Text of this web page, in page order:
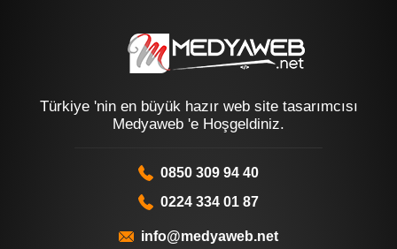
Türkiye 'nin en büyük hazır web site tasarımcısı
Medyaweb 'e Hoşgeldiniz.
0850 309 94 40
0224 334 01 87
info@medyaweb.net